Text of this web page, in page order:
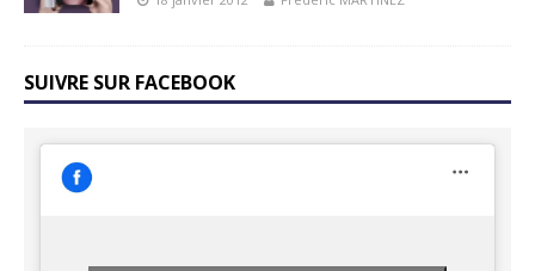
SUIVRE SUR FACEBOOK